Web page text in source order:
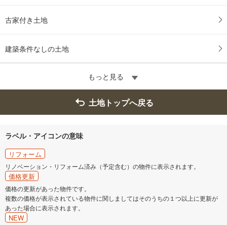
古家付き土地
建築条件なしの土地
もっと見る
土地トップへ戻る
ラベル・アイコンの意味
リフォーム
リノベーション・リフォーム済み（予定含む）の物件に表示されます。
価格更新
価格の更新があった物件です。
複数の価格が表示されている物件に関しましてはそのうちの１つ以上に更新が
あった場合に表示されます。
NEW